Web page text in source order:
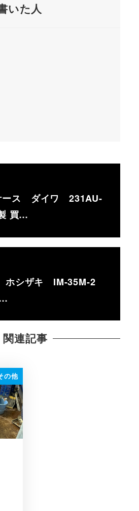
いた人
ース ダイワ 231AU-
買…
ホシザキ IM-35M-2
関連記事
の他